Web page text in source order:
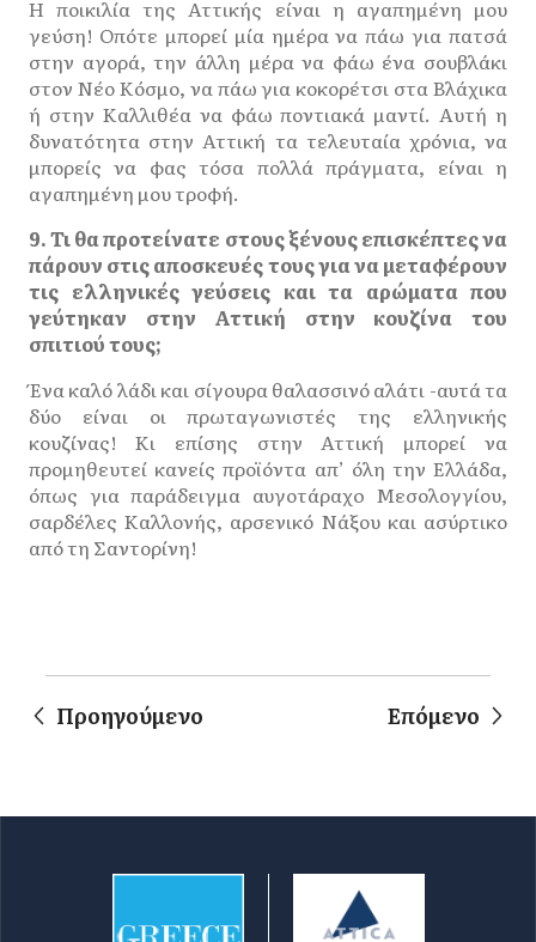
Η ποικιλία της Αττικής είναι η αγαπημένη μου
γεύση! Οπότε μπορεί μία ημέρα να πάω για πατσά
στην αγορά, την άλλη μέρα να φάω ένα σουβλάκι
στον Νέο Κόσμο, να πάω για κοκορέτσι στα Βλάχικα
ή στην Καλλιθέα να φάω ποντιακά μαντί. Αυτή η
δυνατότητα στην Αττική τα τελευταία χρόνια, να
μπορείς να φας τόσα πολλά πράγματα, είναι η
αγαπημένη μου τροφή.
9. Τι θα προτείνατε στους ξένους επισκέπτες να
πάρουν στις αποσκευές τους για να μεταφέρουν
τις ελληνικές γεύσεις και τα αρώματα που
γεύτηκαν στην Αττική στην κουζίνα του
σπιτιού τους;
Ένα καλό λάδι και σίγουρα θαλασσινό αλάτι -αυτά τα
δύο είναι οι πρωταγωνιστές της ελληνικής
κουζίνας! Κι επίσης στην Αττική μπορεί να
προμηθευτεί κανείς προϊόντα απ’ όλη την Ελλάδα,
όπως για παράδειγμα αυγοτάραχo Μεσολογγίου,
σαρδέλες Καλλονής, αρσενικό Νάξου και ασύρτικο
από τη Σαντορίνη!
Προηγούμενο Επόμενο